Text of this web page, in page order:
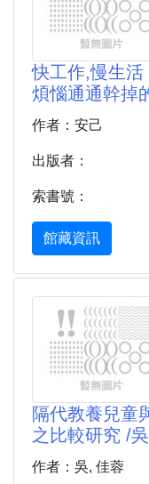
快工作,慢生
煩惱通通幹掉
作者：安己
出版者：
索書號：
館藏資訊
隔代教養兒童
之比較研究 /
作者：吳, 佳蓉